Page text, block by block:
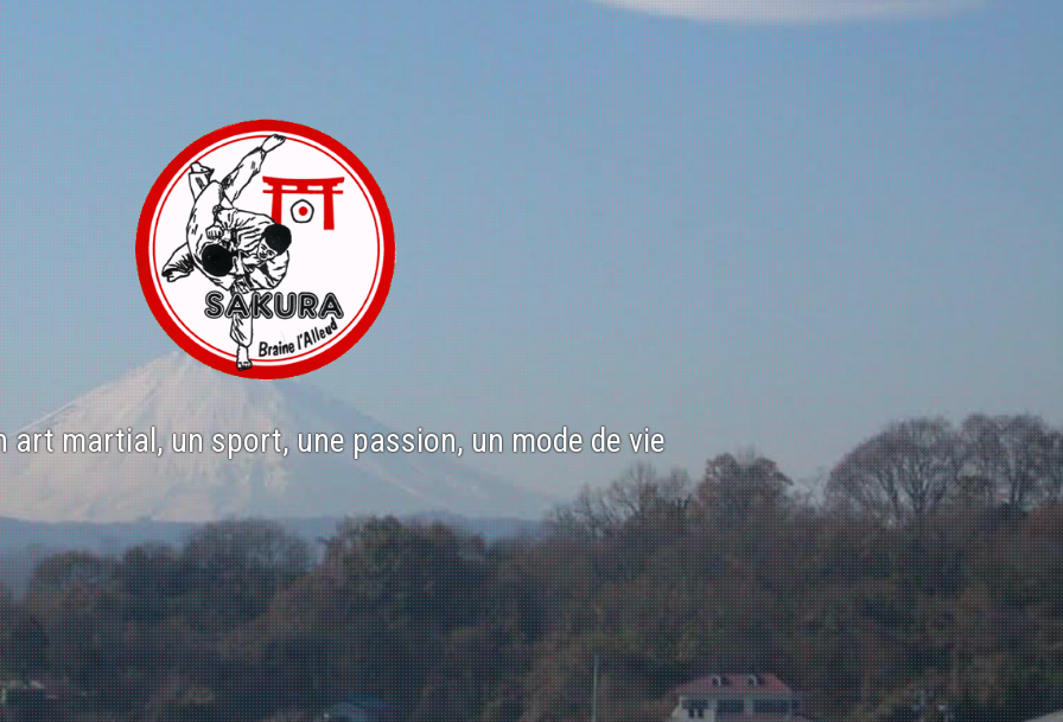
art martial, un sport, une passion, un mode de vie